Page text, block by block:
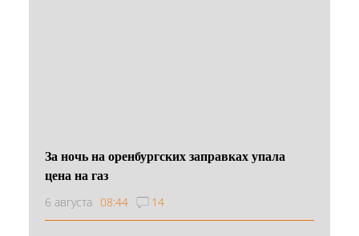
За ночь на оренбургских заправках упала
цена на газ
6 августа 08:44 14